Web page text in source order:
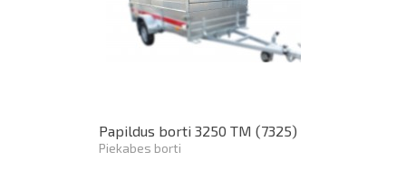
Papildus borti 3250 TM (7325)
Piekabes borti